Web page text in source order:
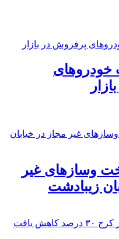
خودرو‌های
وسازهای غیر
زیبادشت